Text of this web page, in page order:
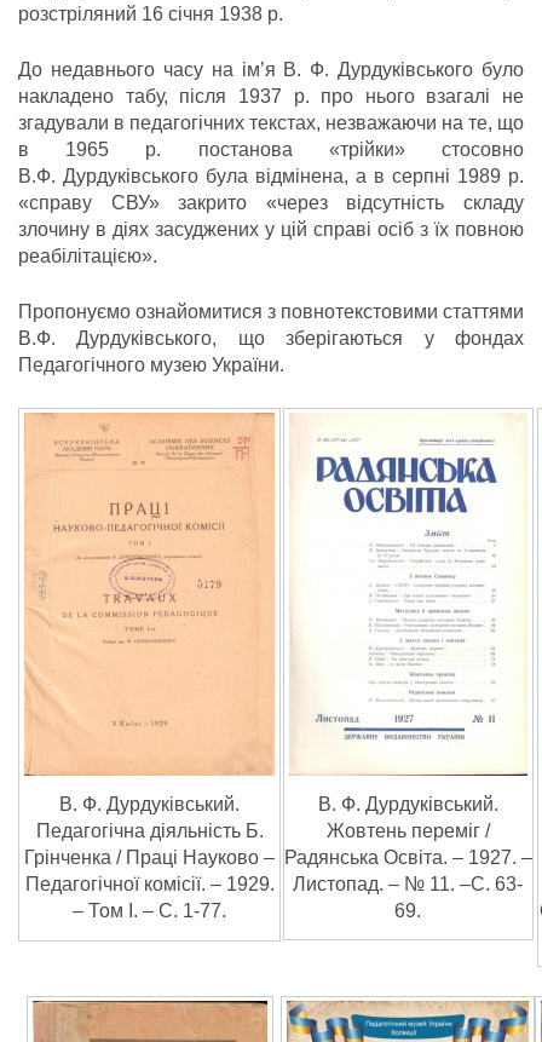
розстріляний 16 січня 1938 р.
До недавнього часу на ім’я В. Ф. Дурдуківського було
накладено табу, після 1937 р. про нього взагалі не
згадували в педагогічних текстах, незважаючи на те, що
в 1965 р. постанова «трійки» стосовно
В.Ф. Дурдуківського була відмінена, а в серпні 1989 р.
«справу СВУ» закрито «через відсутність складу
злочину в діях засуджених у цій справі осіб з їх повною
реабілітацією».
Пропонуємо ознайомитися з повнотекстовими статтями
В.Ф. Дурдуківського, що зберігаються у фондах
Педагогічного музею України.
В. Ф. Дурдуківський.
Педагогічна діяльність Б.
Грінченка / Праці Науково –
Педагогічної комісії. – 1929.
– Том I. – С. 1-77.
В. Ф. Дурдуківський.
Жовтень переміг /
Радянська Освіта. – 1927. –
Листопад. – № 11. –С. 63-
69.